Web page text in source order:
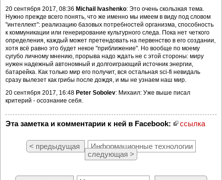
20 сентября 2017, 08:36 Michail Ivashenko: Это очень скользкая тема.
Нужно прежде всего понять, что же именно мы имеем в виду под словом
"интеллект": реализацию базовых потребностей организма, способность
к коммуникации или генерирование культурного следа. Пока нет четкого
определения, каждый может претендовать на первенство в его создании,
хотя всё равно это будет некое "приближение". Но вообще по моему
сугубо личному мнению, прорыва надо ждать не с этой стороны: миру
нужен надежный автономный и долгоиграющий источник энергии,
батарейка. Как только мир его получит, вся остальная sci-fi невидаль
сразу вылезет как грибы после дождя, и мы не узнаем наш мир.
20 сентября 2017, 16:48 Peter Sobolev: Михаил: Уже выше писал
критерий - осознание себя.
Эта заметка и комментарии к ней в Facebook: ссылка
< предыдущая
Информационные технологии
следующая >